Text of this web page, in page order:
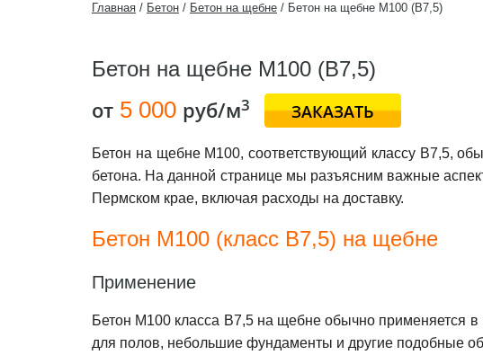
Главная / Бетон / Бетон на щебне / Бетон на щебне М100 (B7,5)
Бетон на щебне М100 (B7,5)
от 5 000 руб/м3 ЗАКАЗАТЬ
Бетон на щебне М100, соответствующий классу В7,5,
бетона. На данной странице мы разъясним важные
Пермском крае, включая расходы на доставку.
Бетон М100 (класс В7,5) на щебне
Применение
Бетон М100 класса В7,5 на щебне обычно применяется
для полов, небольшие фундаменты и другие подобные